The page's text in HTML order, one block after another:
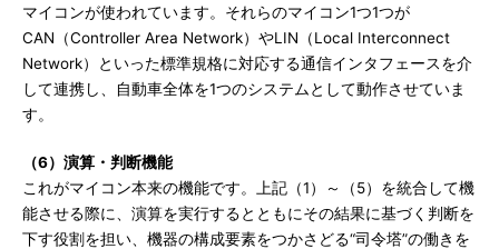
マイコンが使われています。それらのマイコン1つ1つが
CAN（Controller Area Network）やLIN（Local Interconnect
Network）といった標準規格に対応する通信インタフェースを介
して連携し、自動車全体を1つのシステムとして動作させていま
す。
（6）演算・判断機能
これがマイコン本来の機能です。上記（1）～（5）を統合して機
能させる際に、演算を実行するとともにその結果に基づく判断を
下す役割を担い、機器の構成要素をつかさどる“司令塔”の働きを